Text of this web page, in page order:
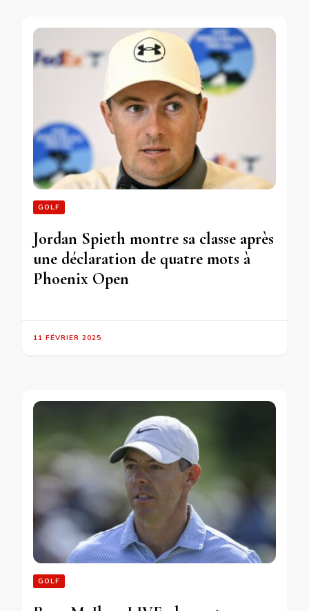
GOLF
Jordan Spieth montre sa classe après
une déclaration de quatre mots à
Phoenix Open
11 FÉVRIER 2025
GOLF